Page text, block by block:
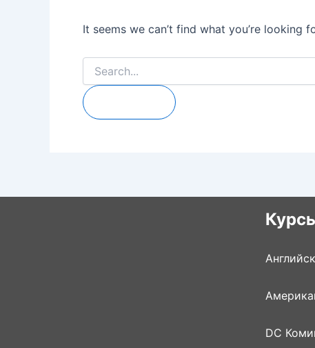
It seems we can’t find what you’re looking
DC